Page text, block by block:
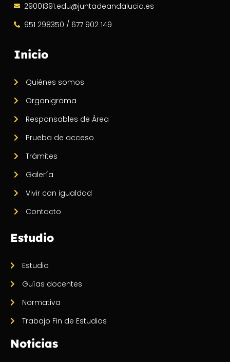
29001391.edu@juntadeandalucia.es
951 298350 / 677 902 149
Inicio
Quiénes somos
Organigrama
Responsables de Área
Prueba de acceso
Trámites
Galería
Vivir con igualdad
Contacto
Estudio
Estudio
Guías docentes
Normativa
Trabajo Fin de Estudios
Noticias